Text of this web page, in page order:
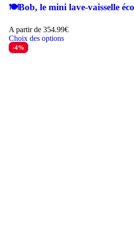
🍽️Bob, le mini lave-vaisselle
A partir de 354.99€
Choix des options
-4%